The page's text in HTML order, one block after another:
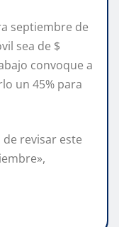
septiembre de
sea de $
convoque a
un 45% para
revisar este